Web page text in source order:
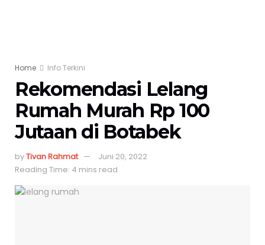
Home Info Terkini
Rekomendasi Lelang
Rumah Murah Rp 100
Jutaan di Botabek
byTivan Rahmat
Juni 20, 2022
Reading Time: 4 mins read